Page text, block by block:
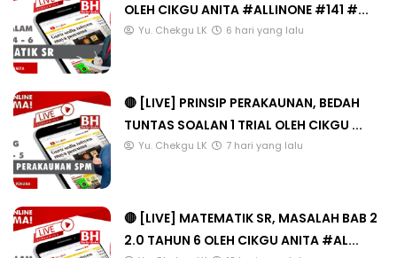
OLEH CIKGU ANITA #ALLINONE #141 #...
Yu. Chekgu LK 6 hari yang lalu
🔴 [LIVE] PRINSIP PERAKAUNAN, BEDAH
TUNTAS SOALAN 1 TRIAL OLEH CIKGU ...
Yu. Chekgu LK 7 hari yang lalu
🔴 [LIVE] MATEMATIK SR, MASALAH BAB 2
2.0 TAHUN 6 OLEH CIKGU ANITA #AL...